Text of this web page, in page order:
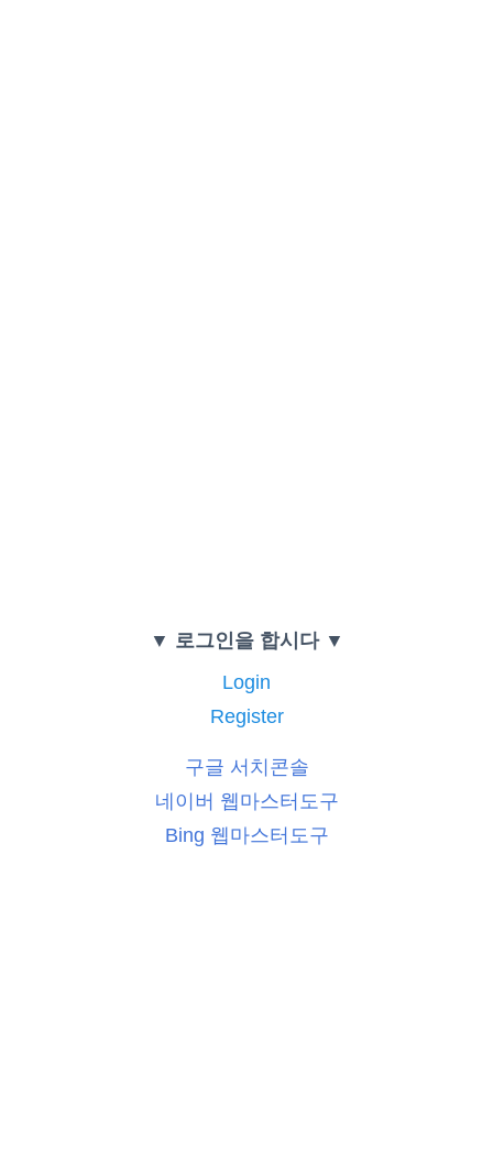
▼ 로그인을 합시다 ▼
Login
Register
구글 서치콘솔
네이버 웹마스터도구
Bing 웹마스터도구